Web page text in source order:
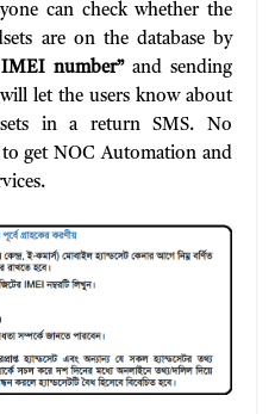
can check whether the
are on the database by
number”and sending
let the users know about
in a return SMS. No
get NOC Automation and